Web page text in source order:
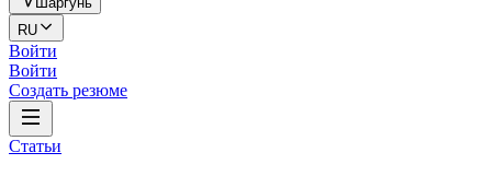
RU
Войти
Войти
Создать резюме
Статьи